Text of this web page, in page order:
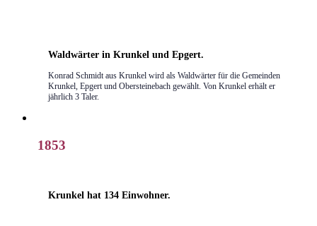
Waldwärter in Krunkel und Epgert.
Konrad Schmidt aus Krunkel wird als Waldwärter für die Gemeinden
Krunkel, Epgert und Obersteinebach gewählt. Von Krunkel erhält er
jährlich 3 Taler.
1853
Krunkel hat 134 Einwohner.